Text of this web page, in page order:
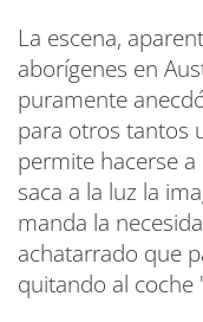
La escena,
aborígenes en
puramente
para otros tantos
permite hacerse
saca a la luz la
manda la
achatarrado que
quitando al